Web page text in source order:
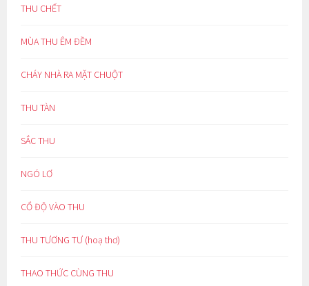
THU CHẾT
MÙA THU ÊM ĐỀM
CHÁY NHÀ RA MẶT CHUỘT
THU TÀN
SẮC THU
NGÓ LƠ
CỔ ĐỘ VÀO THU
THU TƯƠNG TƯ (hoạ thơ)
THAO THỨC CÙNG THU